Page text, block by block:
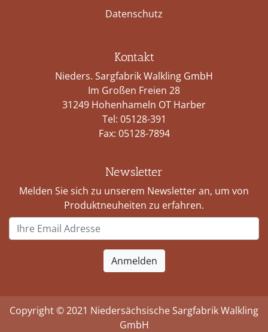
Datenschutz
Kontakt
Nieders. Sargfabrik Walkling GmbH
Im Großen Freien 28
31249 Hohenhameln OT Harber
Tel: 05128-391
Fax: 05128-7894
Newsletter
Melden Sie sich zu unserem Newsletter an, um von
Produktneuheiten zu erfahren.
Copyright © 2021 Niedersächsische Sargfabrik Walkling
GmbH